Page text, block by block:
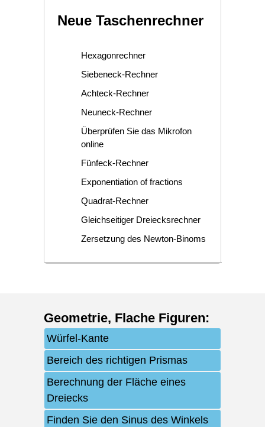
Neue Taschenrechner
Hexagonrechner
Siebeneck-Rechner
Achteck-Rechner
Neuneck-Rechner
Überprüfen Sie das Mikrofon
online
Fünfeck-Rechner
Exponentiation of fractions
Quadrat-Rechner
Gleichseitiger Dreiecksrechner
Zersetzung des Newton-Binoms
Geometrie, Flache Figuren:
Würfel-Kante
Bereich des richtigen Prismas
Berechnung der Fläche eines
Dreiecks
Finden Sie den Sinus des Winkels